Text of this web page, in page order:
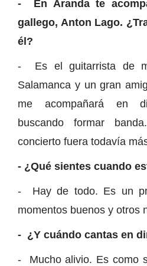
- En Aranda te
gallego, Anton Lago.
él?
- Es el guitarrista de
Salamanca y un gran
me acompañará en
buscando formar
concierto fuera todavía
- ¿Qué sientes cuando
- Hay de todo. Es un
momentos buenos y otros
- ¿Y cuándo cantas en
- Mucho alivio. Es como